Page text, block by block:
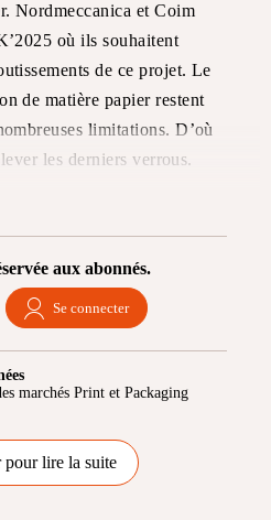
Nordmeccanica et Coim
où ils souhaitent
de ce projet. Le
de matière papier restent
limitations. D’où
les derniers verrous.
aux abonnés.
Se connecter
marchés Print et Packaging
pour lire la suite